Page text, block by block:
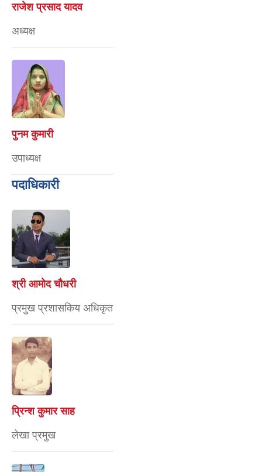
राजेश प्रसाद यादव
अध्यक्ष
पुनम कुमारी
उपाध्यक्ष
पदाधिकारी
श्री आमोद चौधरी
प्रमुख प्रशासकिय अधिकृत
प्रिन्श कुमार साह
लेखा प्रमुख